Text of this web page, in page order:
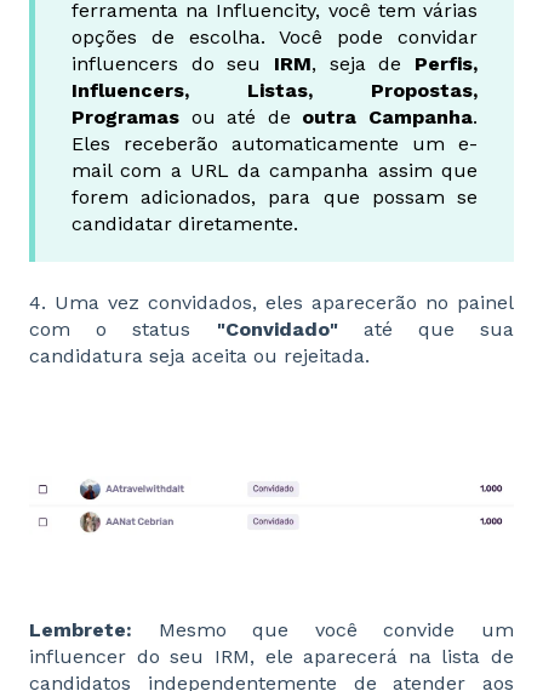
ferramenta na Influencity, você tem várias
opções de escolha. Você pode convidar
influencers do seu IRM, seja de Perfis,
Influencers, Listas, Propostas,
Programas ou até de outra Campanha.
Eles receberão automaticamente um e-
mail com a URL da campanha assim que
forem adicionados, para que possam se
candidatar diretamente.
4. Uma vez convidados, eles aparecerão no painel
com o status "Convidado"até que sua
candidatura seja aceita ou rejeitada.
Lembrete: Mesmo que você convide um
influencer do seu IRM, ele aparecerá na lista de
candidatos independentemente de atender aos